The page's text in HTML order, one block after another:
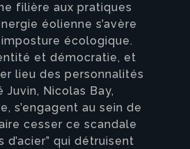
filière aux pratiques
éolienne s’avère
écologique.
et démocratie, et
lieu des personnalités
Juvin, Nicolas Bay,
s’engagent au sein de
cesser ce scandale
d’acier” qui détruisent